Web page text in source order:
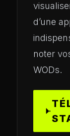
d’une
noter
WODs.